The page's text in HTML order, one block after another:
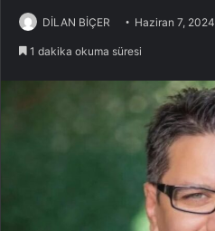
DİLAN BİÇER Haziran 7, 2024
1 dakika okuma süresi